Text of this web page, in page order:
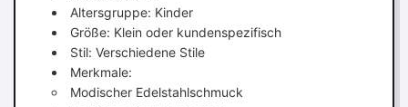
Altersgruppe: Kinder
Größe: Klein oder kundenspezifisch
Stil: Verschiedene Stile
Merkmale:
Modischer Edelstahlschmuck